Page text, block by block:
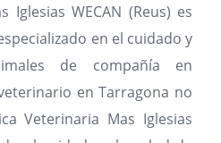
Iglesias WECAN (Reus) es
en el cuidado y
de compañía en
en Tarragona no
Veterinaria Mas Iglesias